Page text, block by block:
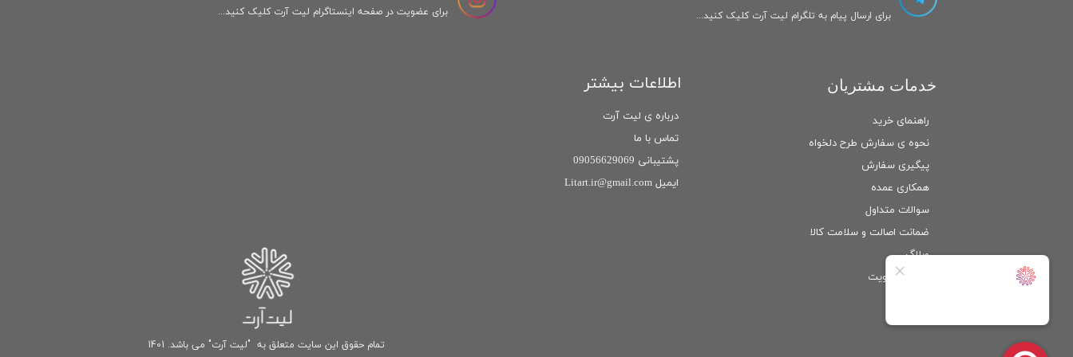
راهنمای خرید
نحوه ی سفارش طرح دلخواه
پیگیری سفارش
همکاری عمده
سوالات متداول
ضمانت اصالت و سلامت كالا
وبلاگ
خدمات مشتریان
برای ارسال پیام به تلگرام لیت آرت کلیک کنید...
اطلاعات بیشتر
درباره ی لیت آرت
تماس با ما
پشتیبانی 09056629069
ایمیل Litart.ir@gmail.com
تمام حقوق این سایت متعلق به "لیت آرت" می باشد. 1401
برای عضویت در صفحه اینستاگرام لیت آرت کلیک کنید...
عضویت